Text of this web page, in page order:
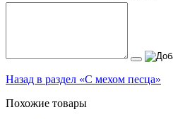
Назад в раздел «С мехом песца»
Похожие товары